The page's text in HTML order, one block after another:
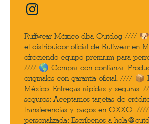
Ruffwear México dba Outdog ////
el distribuidor oficial de Ruffwear en
ofreciendo equipo premium para
//// 🌎 Compra con confianza:
originales con garantía oficial. //// 📦
México: Entregas rápidas y
seguros: Aceptamos tarjetas de
transferencias y pagos en OXXO.
personalizada: Escríbenos a